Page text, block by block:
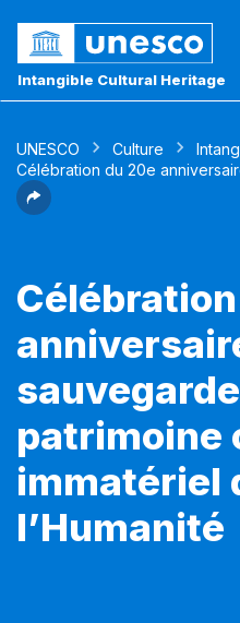
Intangible Cultural Heritage
UNESCO Culture
Célébration du 20e
patrimoine
immatériel
l’Humanité